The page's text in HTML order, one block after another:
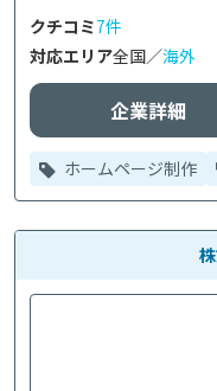
クチコミ7件
対応エリア全国／海外
企業詳細
ホームページ制作